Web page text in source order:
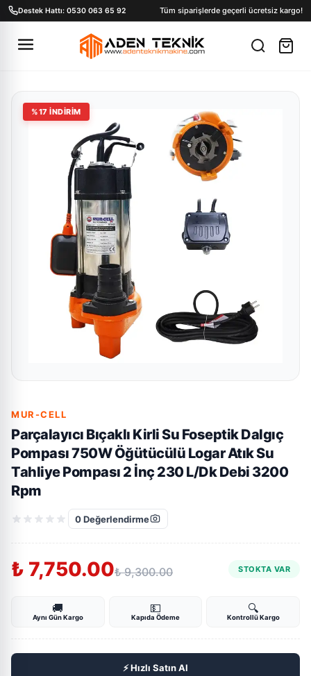
Destek Hattı: 0530 063 65 92 Tüm siparişlerde geçerli ücretsiz kargo!
%17 İNDİRİM
MUR-CELL
Parçalayıcı Bıçaklı Kirli Su Foseptik Dalgıç
Pompası 750W Öğütücülü Logar Atık Su
Tahliye Pompası 2 İnç 230 L/Dk Debi 3200
Rpm
0Değerlendirme
₺ 7,750.00₺ 9,300.00 STOKTA VAR
🚚
Aynı Gün Kargo
💵
Kapıda Ödeme
🔍
Kontrollü Kargo
⚡ Hızlı Satın Al